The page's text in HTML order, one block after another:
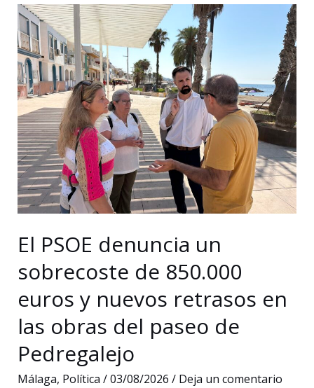
impedir
el
uso
privativo
de
los
parques
públicos
con
35
enmiendas
a
la
ordenanza
verde
El PSOE denuncia un
sobrecoste de 850.000
euros y nuevos retrasos en
las obras del paseo de
Pedregalejo
Málaga, Política /03/08/2026 / Deja un comentario